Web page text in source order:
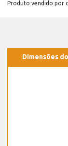
Produto vendido por
Dimensões